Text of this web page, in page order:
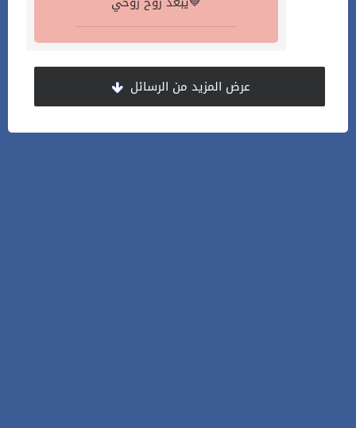
عرض المزيد من الرسائل